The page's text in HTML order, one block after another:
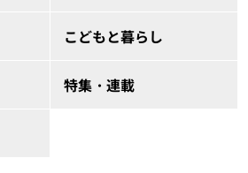
こどもと暮らし
特集・連載